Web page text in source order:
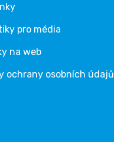
pro média
na web
ochrany osobních údajů